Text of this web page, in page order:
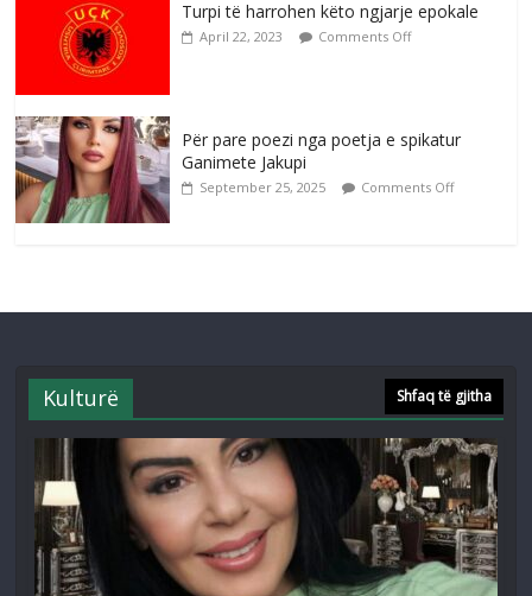
Turpi të harrohen këto ngjarje epokale
April 22, 2023 Comments Off
Për pare poezi nga poetja e spikatur
Ganimete Jakupi
September 25, 2025 Comments Off
Kulturë Shfaq të gjitha